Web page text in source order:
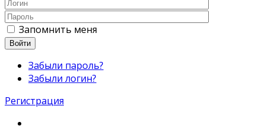
Запомнить меня
Войти
Забыли пароль?
Забыли логин?
Регистрация